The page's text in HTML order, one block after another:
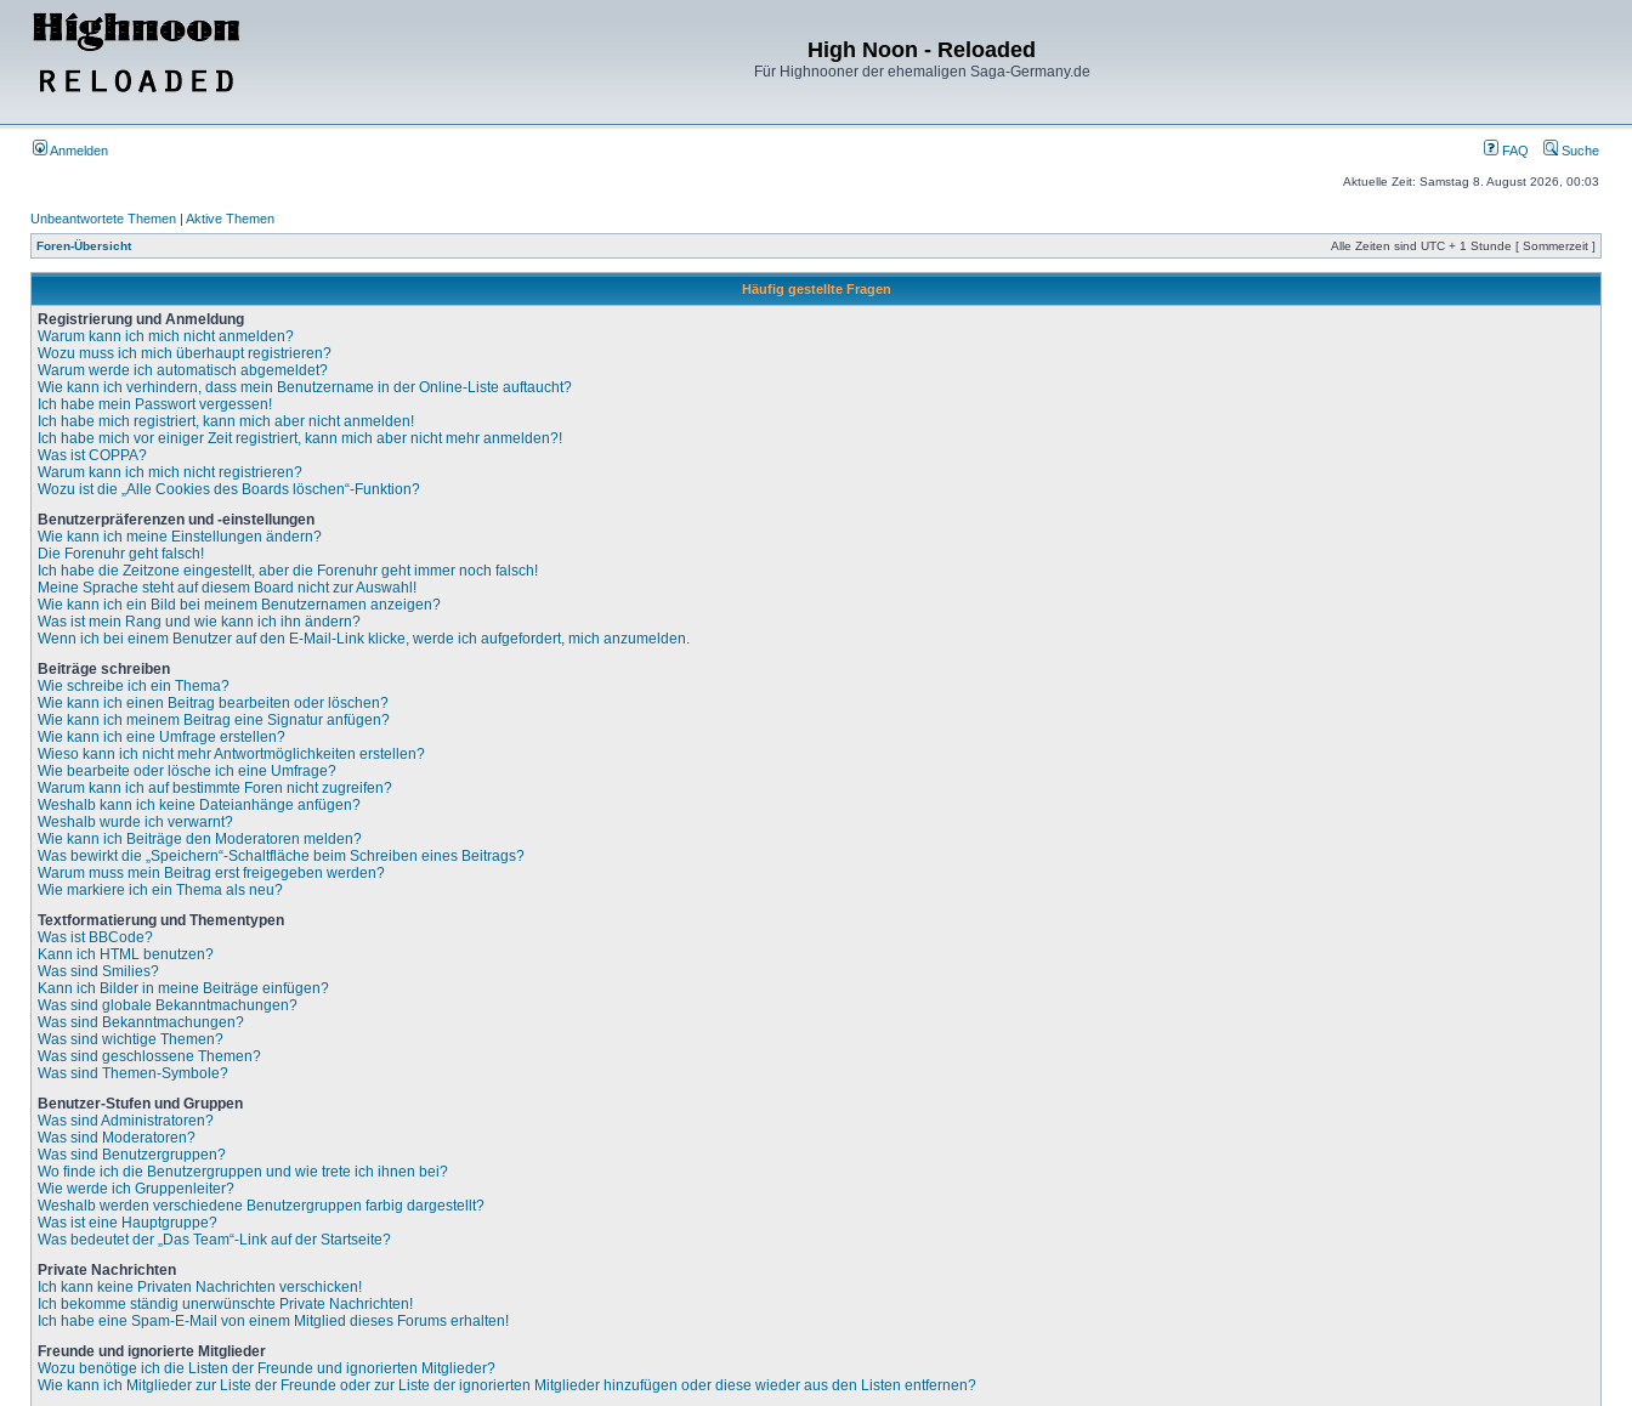
High Noon - Reloaded
Für Highnooner der ehemaligen Saga-Germany.de
Anmelden FAQ Suche
Aktuelle Zeit: Samstag 8. August 2026, 00:03
Unbeantwortete Themen | Aktive Themen
Foren-Übersicht Alle Zeiten sind UTC + 1 Stunde [ Sommerzeit ]
Häufig gestellte Fragen
Registrierung und Anmeldung
Warum kann ich mich nicht anmelden?
Wozu muss ich mich überhaupt registrieren?
Warum werde ich automatisch abgemeldet?
Wie kann ich verhindern, dass mein Benutzername in der Online-Liste auftaucht?
Ich habe mein Passwort vergessen!
Ich habe mich registriert, kann mich aber nicht anmelden!
Ich habe mich vor einiger Zeit registriert, kann mich aber nicht mehr anmelden?!
Was ist COPPA?
Warum kann ich mich nicht registrieren?
Wozu ist die „Alle Cookies des Boards löschen“-Funktion?
Benutzerpräferenzen und -einstellungen
Wie kann ich meine Einstellungen ändern?
Die Forenuhr geht falsch!
Ich habe die Zeitzone eingestellt, aber die Forenuhr geht immer noch falsch!
Meine Sprache steht auf diesem Board nicht zur Auswahl!
Wie kann ich ein Bild bei meinem Benutzernamen anzeigen?
Was ist mein Rang und wie kann ich ihn ändern?
Wenn ich bei einem Benutzer auf den E-Mail-Link klicke, werde ich aufgefordert, mich anzumelden.
Beiträge schreiben
Wie schreibe ich ein Thema?
Wie kann ich einen Beitrag bearbeiten oder löschen?
Wie kann ich meinem Beitrag eine Signatur anfügen?
Wie kann ich eine Umfrage erstellen?
Wieso kann ich nicht mehr Antwortmöglichkeiten erstellen?
Wie bearbeite oder lösche ich eine Umfrage?
Warum kann ich auf bestimmte Foren nicht zugreifen?
Weshalb kann ich keine Dateianhänge anfügen?
Weshalb wurde ich verwarnt?
Wie kann ich Beiträge den Moderatoren melden?
Was bewirkt die „Speichern“-Schaltfläche beim Schreiben eines Beitrags?
Warum muss mein Beitrag erst freigegeben werden?
Wie markiere ich ein Thema als neu?
Textformatierung und Thementypen
Was ist BBCode?
Kann ich HTML benutzen?
Was sind Smilies?
Kann ich Bilder in meine Beiträge einfügen?
Was sind globale Bekanntmachungen?
Was sind Bekanntmachungen?
Was sind wichtige Themen?
Was sind geschlossene Themen?
Was sind Themen-Symbole?
Benutzer-Stufen und Gruppen
Was sind Administratoren?
Was sind Moderatoren?
Was sind Benutzergruppen?
Wo finde ich die Benutzergruppen und wie trete ich ihnen bei?
Wie werde ich Gruppenleiter?
Weshalb werden verschiedene Benutzergruppen farbig dargestellt?
Was ist eine Hauptgruppe?
Was bedeutet der „Das Team“-Link auf der Startseite?
Private Nachrichten
Ich kann keine Privaten Nachrichten verschicken!
Ich bekomme ständig unerwünschte Private Nachrichten!
Ich habe eine Spam-E-Mail von einem Mitglied dieses Forums erhalten!
Freunde und ignorierte Mitglieder
Wozu benötige ich die Listen der Freunde und ignorierten Mitglieder?
Wie kann ich Mitglieder zur Liste der Freunde oder zur Liste der ignorierten Mitglieder hinzufügen oder diese wieder aus den Listen entfernen?